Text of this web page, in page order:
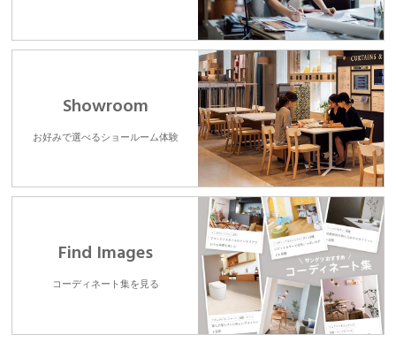
Showroom
お好みで選べるショールーム体験
Find Images
コーディネート集を見る